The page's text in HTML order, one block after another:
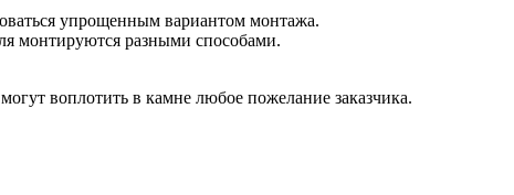
упрощенным вариантом монтажа.
монтируются разными способами.
воплотить в камне любое пожелание заказчика.